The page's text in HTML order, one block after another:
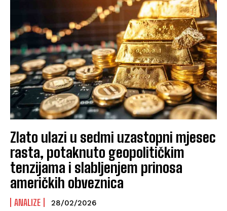
Zlato ulazi u sedmi uzastopni mjesec
rasta, potaknuto geopolitičkim
tenzijama i slabljenjem prinosa
američkih obveznica
ANALIZE 28/02/2026